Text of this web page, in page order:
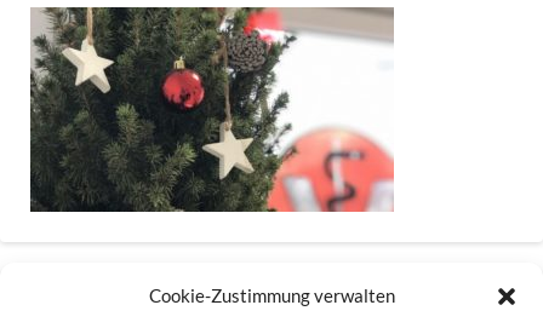
Cookie-Zustimmung verwalten